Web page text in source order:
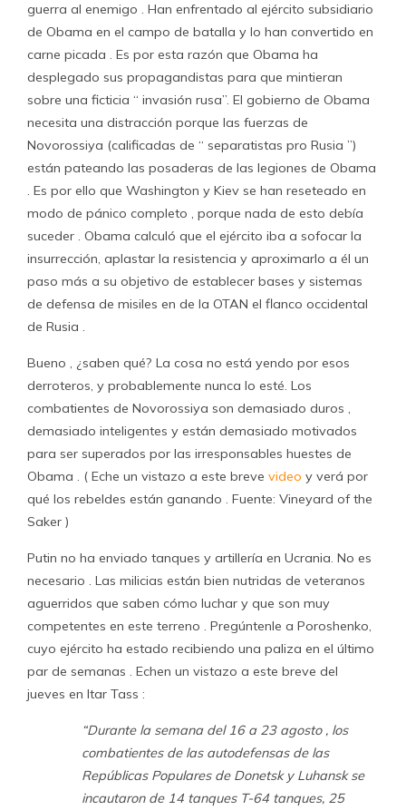
guerra al enemigo . Han enfrentado al ejército subsidiario
de Obama en el campo de batalla y lo han convertido en
carne picada . Es por esta razón que Obama ha
desplegado sus propagandistas para que mintieran
sobre una ficticia “ invasión rusa”. El gobierno de Obama
necesita una distracción porque las fuerzas de
Novorossiya (calificadas de “ separatistas pro Rusia ”)
están pateando las posaderas de las legiones de Obama
. Es por ello que Washington y Kiev se han reseteado en
modo de pánico completo , porque nada de esto debía
suceder . Obama calculó que el ejército iba a sofocar la
insurrección, aplastar la resistencia y aproximarlo a él un
paso más a su objetivo de establecer bases y sistemas
de defensa de misiles en de la OTAN el flanco occidental
de Rusia .
Bueno , ¿saben qué? La cosa no está yendo por esos
derroteros, y probablemente nunca lo esté. Los
combatientes de Novorossiya son demasiado duros ,
demasiado inteligentes y están demasiado motivados
para ser superados por las irresponsables huestes de
Obama . ( Eche un vistazo a este breve video y verá por
qué los rebeldes están ganando . Fuente: Vineyard of the
Saker )
Putin no ha enviado tanques y artillería en Ucrania. No es
necesario . Las milicias están bien nutridas de veteranos
aguerridos que saben cómo luchar y que son muy
competentes en este terreno . Pregúntenle a Poroshenko,
cuyo ejército ha estado recibiendo una paliza en el último
par de semanas . Echen un vistazo a este breve del
jueves en Itar Tass :
“Durante la semana del 16 a 23 agosto , los
combatientes de las autodefensas de las
Repúblicas Populares de Donetsk y Luhansk se
incautaron de 14 tanques T-64 tanques, 25